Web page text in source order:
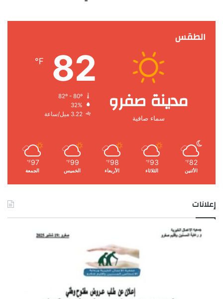
الطقس
مدينة صفرو
سماء صافية
82
℉
32%
3.22 ميل/ساعة
82
℉
الأثنين
93
℉
الثلاثاء
98
℉
الأربعاء
99
℉
الخميس
97
℉
الجمعة
إعلانات